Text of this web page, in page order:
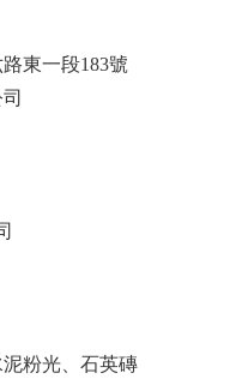
東一段183號
粉光、石英磚